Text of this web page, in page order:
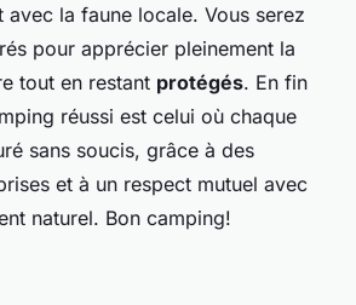
avec la faune locale. Vous serez
pour apprécier pleinement la
tout en restant protégés. En fin
réussi est celui où chaque
sans soucis, grâce à des
et à un respect mutuel avec
naturel. Bon camping!